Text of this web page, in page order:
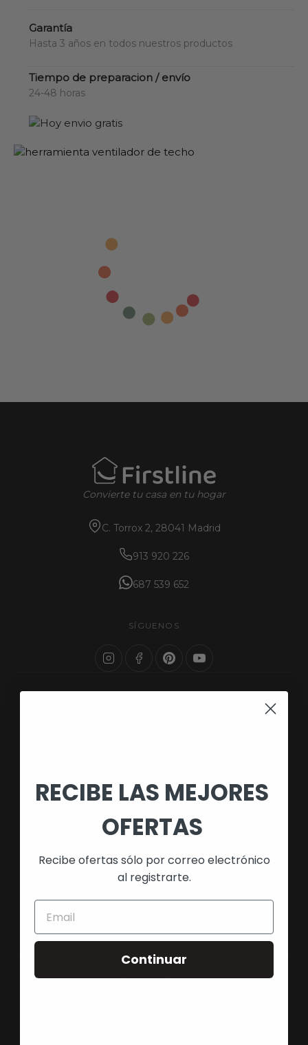
Garantía
Hasta 3 años en todos nuestros productos
Tiempo de preparacion / envío
24-48 horas
Convierte tu casa en tu hogar
C. Torrox 2, 28041 Madrid
913 920 226
687 539 652
SÍGUENOS
Devoluciones y Reembolso
Política de Cookies
Política de Privacidad
RECIBE LAS MEJORES
OFERTAS
Recibe ofertas sólo por correo electrónico
al registrarte.
Continuar